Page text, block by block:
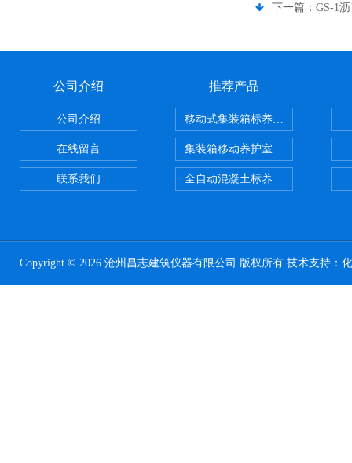
下一篇： GS-1
公司介绍
公司介绍
在线留言
联系我们
推荐产品
移动式集装箱标养室 养护室设备
集装箱移动养护室 标养室
全自动混凝土标养室恒温恒湿设备
Copyright © 2026 沧州昌志建筑仪器有限公司 版权所有 技术支持：